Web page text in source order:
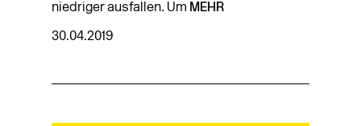
niedriger ausfallen. Um MEHR
30.04.2019